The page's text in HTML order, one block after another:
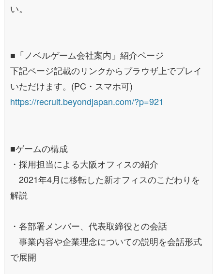
い。
■「ノベルゲーム会社案内」紹介ページ
下記ページ記載のリンクからブラウザ上でプレイ
いただけます。(PC・スマホ可)
https://recruit.beyondjapan.com/?p=921
■ゲームの構成
・採用担当による大阪オフィスの紹介
2021年4月に移転した新オフィスのこだわりを
解説
・各部署メンバー、代表取締役との会話
事業内容や企業理念についての説明を会話形式
で展開